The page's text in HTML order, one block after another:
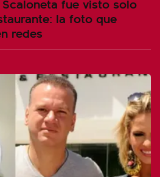
la foto que
redes